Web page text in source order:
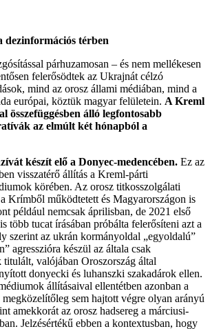
térben
párhuzamosan – és nem mellékesen
felerősödtek az Ukrajnát célzó
mind az orosz állami médiában, mind a
európai, köztük magyar felületein. A Kreml
összefüggésben álló legfontosabb
az elmúlt két hónapból a
készít elő a Donyec-medencében. Ez az
visszatérő állítás a Kreml-párti
körében. Az orosz titkosszolgálati
Krímből működtetett és Magyarországon is
például nemcsak áprilisban, de 2021 első
több tucat írásában próbálta felerősíteni azt a
szerint az ukrán kormányoldal „egyoldalú”
agresszióra készül az általa csak
valójában Oroszország által
donyecki és luhanszki szakadárok ellen.
állításaival ellentétben azonban a
sem hajtott végre olyan arányú
amekkorát az orosz hadsereg a márciusi-
Jelzésértékű ebben a kontextusban, hogy